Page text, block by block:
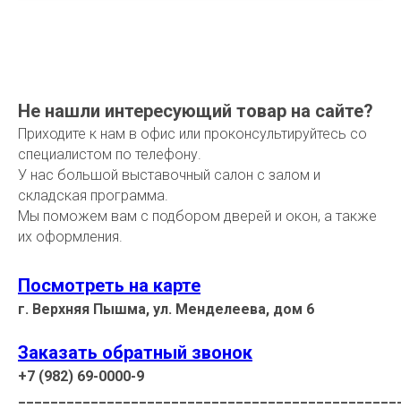
Не нашли интересующий товар на сайте?
Приходите к нам в офис или проконсультируйтесь со
специалистом по телефону.
У нас большой выставочный салон с залом и
складская программа.
Мы поможем вам с подбором дверей и окон, а также
их оформления.
Посмотреть на карте
г. Верхняя Пышма, ул. Менделеева, дом 6
Заказать обратный звонок
+7 (982) 69-0000-9